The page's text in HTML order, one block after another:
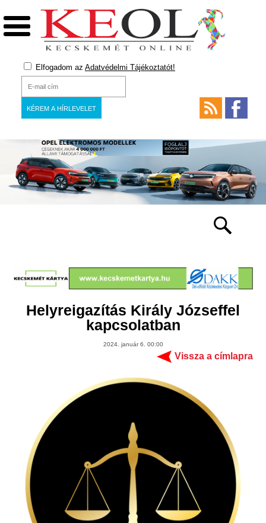
Elfogadom az Adatvédelmi Tájékoztatót!
Helyreigazítás Király Józseffel
kapcsolatban
2024. január 6. 00:00
Vissza a címlapra